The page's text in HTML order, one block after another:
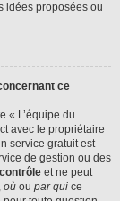
idées proposées ou
ce
« L’équipe du
avec le propriétaire
service gratuit est
de gestion ou des
et ne peut
où ou par qui ce